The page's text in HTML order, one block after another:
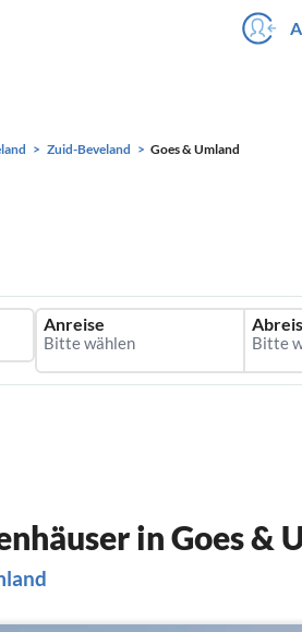
Zuid-Beveland Goes & Umland
Anreise
in Goes &